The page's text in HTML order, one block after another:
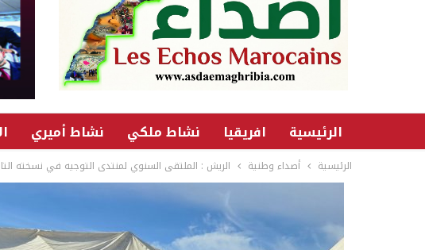
الرئيسية افريقيا نشاط ملكي نشاط أميري
الرئيسية أصداء وطنية الريش : الملتقى السنوي لمنتدى التوجيه في نسخته